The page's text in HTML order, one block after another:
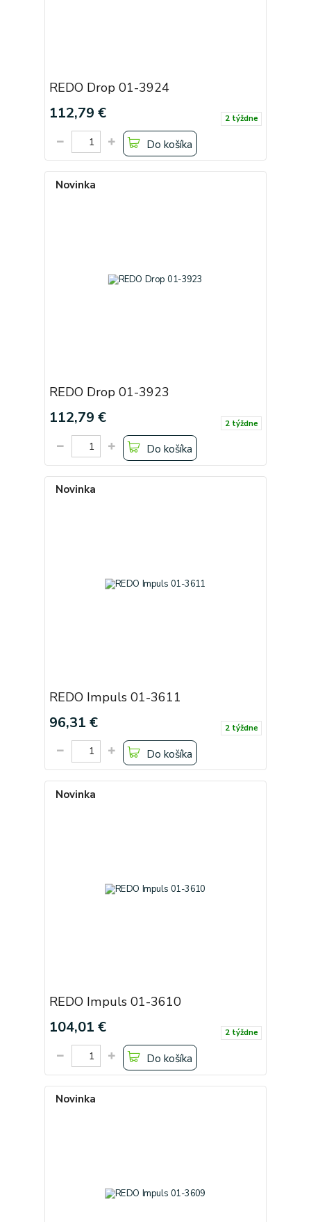
REDO Drop 01-3924
112,79 € 2 týždne
Do košíka
Novinka
REDO Drop 01-3923
112,79 € 2 týždne
Do košíka
Novinka
REDO Impuls 01-3611
96,31 € 2 týždne
Do košíka
Novinka
REDO Impuls 01-3610
104,01 € 2 týždne
Do košíka
Novinka